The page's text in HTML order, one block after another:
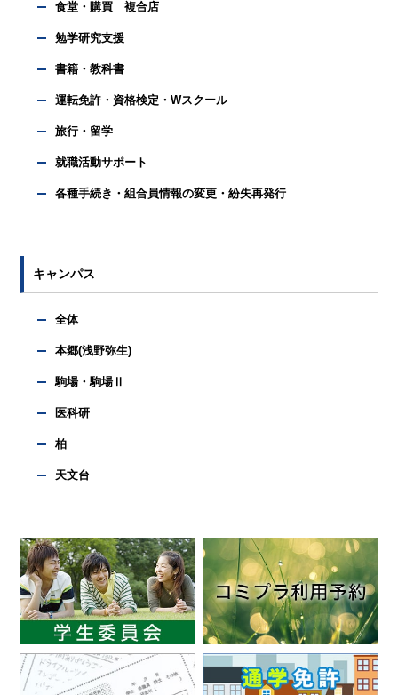
食堂・購買 複合店
勉学研究支援
書籍・教科書
運転免許・資格検定・Wスクール
旅行・留学
就職活動サポート
各種手続き・組合員情報の変更・紛失再発行
キャンパス
全体
本郷(浅野弥生)
駒場・駒場Ⅱ
医科研
柏
天文台